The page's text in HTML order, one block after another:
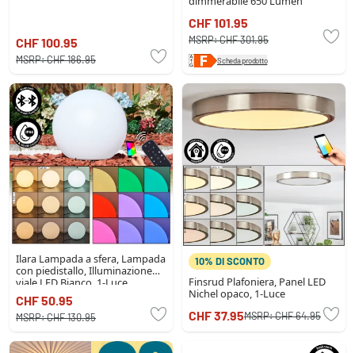
CHF 100.95
MSRP:CHF 186.95
CHF 101.95
MSRP:CHF 301.95
Scheda prodotto
Ilara Lampada a sfera, Lampada
con piedistallo, Illuminazione
viale LED Bianco, 1-Luce,
Telecomando
CHF 50.95
MSRP:CHF 130.95
10% DI SCONTO
Finsrud Plafoniera, Panel LED
Nichel opaco, 1-Luce
CHF 37.95MSRP:CHF 64.95